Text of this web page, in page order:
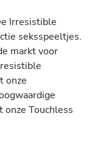
Irresistible
seksspeeltjes.
markt voor
onze
Touchless